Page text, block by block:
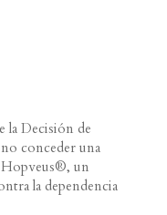
la Decisión de
conceder una
Hopveus®, un
la dependencia